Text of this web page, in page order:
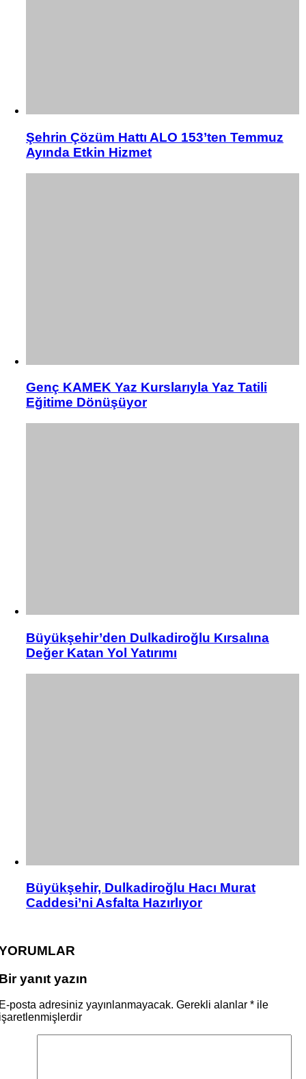
Şehrin Çözüm Hattı ALO 153’ten Temmuz
Ayında Etkin Hizmet
Genç KAMEK Yaz Kurslarıyla Yaz Tatili
Eğitime Dönüşüyor
Büyükşehir’den Dulkadiroğlu Kırsalına
Değer Katan Yol Yatırımı
Büyükşehir, Dulkadiroğlu Hacı Murat
Caddesi’ni Asfalta Hazırlıyor
yanıt yazın
posta adresiniz yayınlanmayacak. Gerekli alanlar * ile